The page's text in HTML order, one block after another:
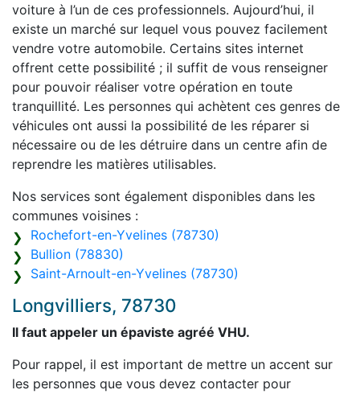
voiture à l’un de ces professionnels. Aujourd’hui, il
existe un marché sur lequel vous pouvez facilement
vendre votre automobile. Certains sites internet
offrent cette possibilité ; il suffit de vous renseigner
pour pouvoir réaliser votre opération en toute
tranquillité. Les personnes qui achètent ces genres de
véhicules ont aussi la possibilité de les réparer si
nécessaire ou de les détruire dans un centre afin de
reprendre les matières utilisables.
Nos services sont également disponibles dans les
communes voisines :
Rochefort-en-Yvelines (78730)
Bullion (78830)
Saint-Arnoult-en-Yvelines (78730)
Longvilliers, 78730
Il faut appeler un épaviste agréé VHU.
Pour rappel, il est important de mettre un accent sur
les personnes que vous devez contacter pour